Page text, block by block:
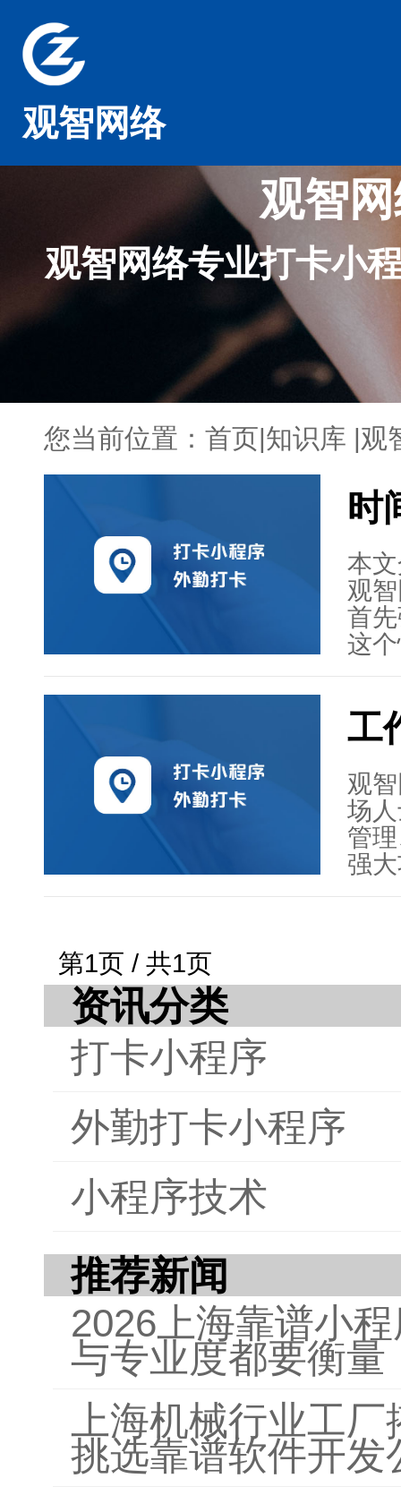
观智网络
观智
观智网络专业打卡小
您当前位置： 首页|知识库 |观
时
本
观
首
这
简
同
利
括
总
地
观
帮
率。
工
观
场
管
强
平
第1页 / 共1页
资讯分类
打卡小程序
外勤打卡小程序
小程序技术
推荐新闻
2026上海靠谱小
与专业度都要衡量
上海机械行业工
挑选靠谱软件开发